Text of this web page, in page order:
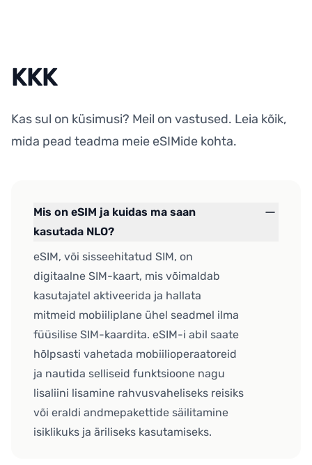
KKK
Kas sul on küsimusi? Meil on vastused. Leia kõik,
mida pead teadma meie eSIMide kohta.
Mis on eSIM ja kuidas ma saan
kasutada NLO?
eSIM, või sisseehitatud SIM, on
digitaalne SIM-kaart, mis võimaldab
kasutajatel aktiveerida ja hallata
mitmeid mobiiliplane ühel seadmel ilma
füüsilise SIM-kaardita. eSIM-i abil saate
hõlpsasti vahetada mobiilioperaatoreid
ja nautida selliseid funktsioone nagu
lisaliini lisamine rahvusvaheliseks reisiks
või eraldi andmepakettide säilitamine
isiklikuks ja äriliseks kasutamiseks.